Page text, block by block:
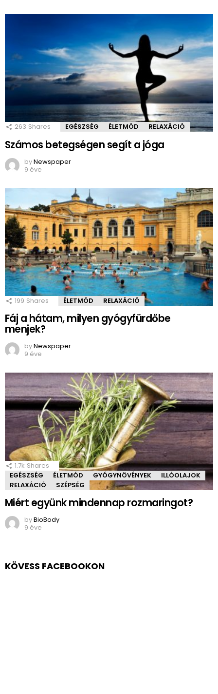
263 Shares EGÉSZSÉG ÉLETMÓD RELAXÁCIÓ
Számos betegségen segít a jóga
byNewspaper
9 éve
199 Shares ÉLETMÓD RELAXÁCIÓ
Fáj a hátam, milyen gyógyfürdőbe
menjek?
byNewspaper
9 éve
1.7k Shares
EGÉSZSÉG
ÉLETMÓD GYÓGYNÖVÉNYEK
ILLÓOLAJOK
RELAXÁCIÓ
SZÉPSÉG
Miért együnk mindennap rozmaringot?
byBioBody
9 éve
KÖVESS FACEBOOKON